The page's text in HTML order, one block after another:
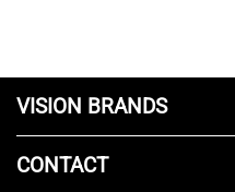
VISION BRANDS
CONTACT